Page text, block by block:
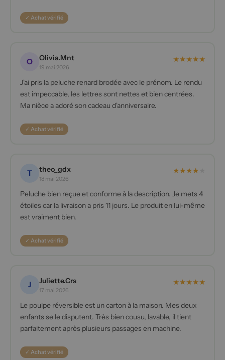
✓ Achat vérifié
O Olivia.Mnt
19 mai 2026
★★★★★
J'ai pris la peluche renard brodée avec le prénom. Le rendu
est impeccable, les lettres sont nettes et bien centrées.
Ma nièce a adoré son cadeau d'anniversaire.
✓ Achat vérifié
T theo_gdx
18 mai 2026
★★★★
Peluche bien reçue et conforme à la description. Je mets 4
étoiles car la livraison a pris 11 jours. Le produit en lui-même
est vraiment bien.
✓ Achat vérifié
J Juliette.Crs
17 mai 2026
★★★★★
Le poulpe réversible est un carton à la maison. Mes deux
enfants se le disputent. Très bien cousu, lavable, il tient
parfaitement après plusieurs passages en machine.
✓ Achat vérifié